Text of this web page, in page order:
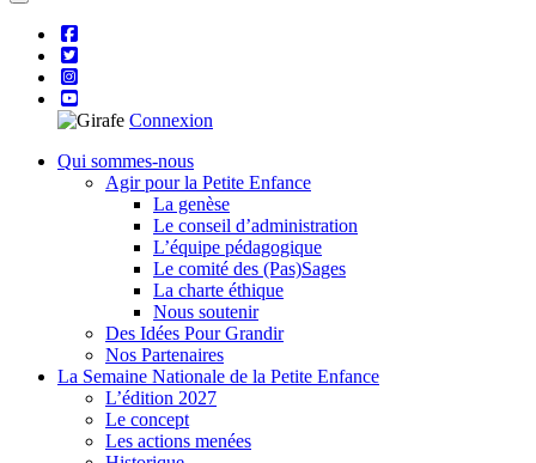
Connexion
Qui sommes-nous
Agir pour la Petite Enfance
La genèse
Le conseil d’administration
L’équipe pédagogique
Le comité des (Pas)Sages
La charte éthique
Nous soutenir
Des Idées Pour Grandir
Nos Partenaires
La Semaine Nationale de la Petite Enfance
L’édition 2027
Le concept
Les actions menées